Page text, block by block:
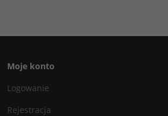
Moje konto
Logowanie
Rejestracja